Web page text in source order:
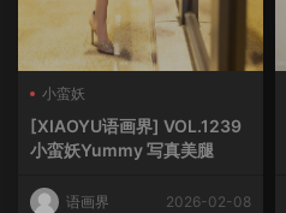
小蛮妖
[XIAOYU语画界] VOL.1239
小蛮妖Yummy 写真美腿
语画界 2026-02-08